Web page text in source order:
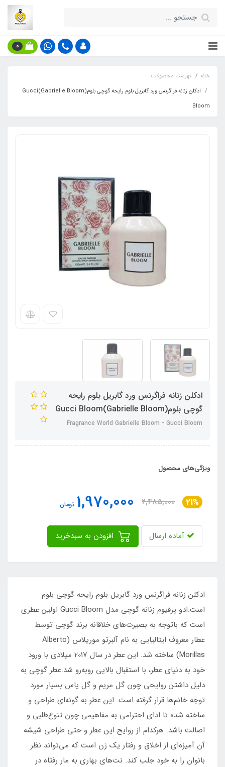
0
خانه
فهرست محصولات
ادکلن زنانه فراگرنس ورد گابریل بلوم رایحه گوچی بلوم(Gabrielle Bloom)Gucci
Bloom
ادکلن زنانه فراگرنس ورد گابریل بلوم رایحه
گوچی بلوم(Gabrielle Bloom)Gucci Bloom
Fragrance World Gabrielle Bloom - Gucci Bloom
ویژگی‌های محصول
21%
2,485,000
1,970,000 تومان
آماده ارسال
ادکلن زنانه فراگرنس ورد گابریل بلوم رایحه گوچی بلوم
است.ادو پرفیوم زنانه گوچی مدل Gucci Bloom اولین عطری
است که باتوجه به بصیرت‌های خلاقانه برند گوچی توسط
عطار معروف ایتالیایی به نام آلبرتو موریلاس (Alberto
Morillas) ساخته شد. این عطر در سال 2017 میلادی با ورود
خود به دنیای عطر، با استقبال بالایی روبه‌رو شد.عطر گوچی به
دلیل داشتن روایحی چون گل مریم و گل یاس بسیار مورد
توجه خانم‌ها قرار گرفته است. این عطر به گونه‌ای طراحی و
ساخته شده تا ادای احترامی به مفاهیمی چون تنوع‌طلبی و
اصالت باشد. هرکدام از روایح این عطر و حتی طراحی شیشه
آن آمیزه‌ای از اخلاق و رفتار یک زن است که می‌تواند نظر
بانوان را به خود جلب کند. نت‌های بهاری به مار رفتاه در